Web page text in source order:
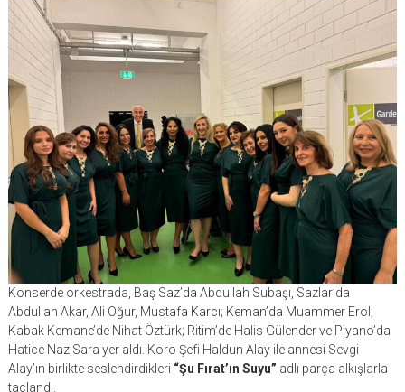
Konserde orkestrada, Baş Saz’da Abdullah Subaşı, Sazlar’da
Abdullah Akar, Ali Oğur, Mustafa Karcı; Keman’da Muammer Erol;
Kabak Kemane’de Nihat Öztürk; Ritim’de Halis Gülender ve Piyano’da
Hatice Naz Sara yer aldı. Koro Şefi Haldun Alay ile annesi Sevgi
Alay’ın birlikte seslendirdikleri “Şu Fırat’ın Suyu” adlı parça alkışlarla
taçlandı.